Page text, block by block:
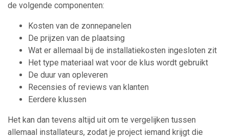
de volgende componenten:
Kosten van de zonnepanelen
De prijzen van de plaatsing
Wat er allemaal bij de installatiekosten ingesloten zit
Het type materiaal wat voor de klus wordt gebruikt
De duur van opleveren
Recensies of reviews van klanten
Eerdere klussen
Het kan dan tevens altijd uit om te vergelijken tussen
allemaal installateurs, zodat je project iemand krijgt die